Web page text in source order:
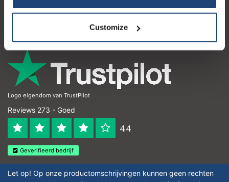
Customize
Contactgegevens
Logo eigendom van TrustPilot
Reviews 273 - Goed
4.4
Geverifieerd bedrijf
Let op! Op onze productomschrijvingen kunnen geen rechten